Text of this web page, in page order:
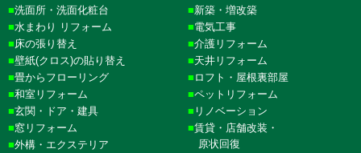
洗面所・洗面化粧台
水まわり リフォーム
床の張り替え
壁紙(クロス)の貼り替え
畳からフローリング
和室リフォーム
玄関・ドア・建具
窓リフォーム
外構・エクステリア
新築・増改築
電気工事
介護リフォーム
天井リフォーム
ロフト・屋根裏部屋
ペットリフォーム
リノベーション
賃貸・店舗改装・
原状回復